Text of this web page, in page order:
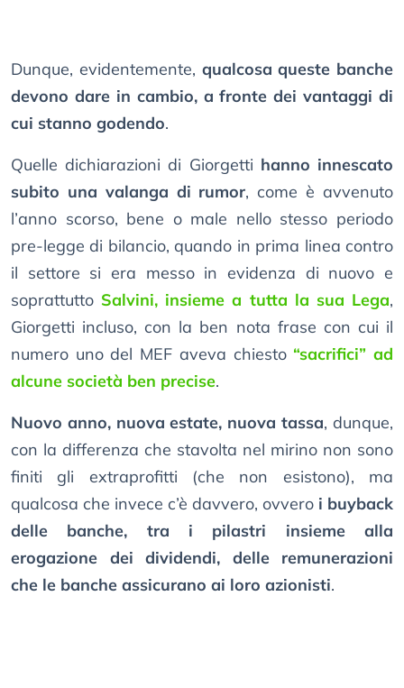
Dunque, evidentemente, qualcosa queste banche
devono dare in cambio, a fronte dei vantaggi di
cui stanno godendo.
Quelle dichiarazioni di Giorgetti hanno innescato
subito una valanga di rumor, come è avvenuto
l’anno scorso, bene o male nello stesso periodo
pre-legge di bilancio, quando in prima linea contro
il settore si era messo in evidenza di nuovo e
soprattutto Salvini, insieme a tutta la sua Lega,
Giorgetti incluso, con la ben nota frase con cui il
numero uno del MEF aveva chiesto “sacrifici” ad
alcune società ben precise.
Nuovo anno, nuova estate, nuova tassa, dunque,
con la differenza che stavolta nel mirino non sono
finiti gli extraprofitti (che non esistono), ma
qualcosa che invece c’è davvero, ovvero i buyback
delle banche, tra i pilastri insieme alla
erogazione dei dividendi, delle remunerazioni
che le banche assicurano ai loro azionisti.